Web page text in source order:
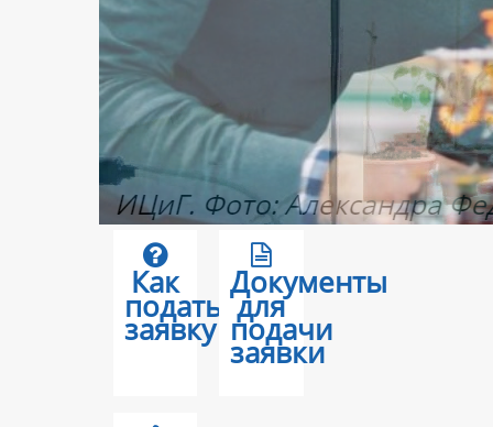
Как
подать
заявку
Документы
для
подачи
заявки